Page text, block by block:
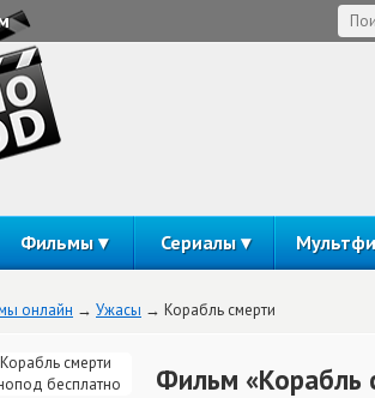
Фильмы Сериалы
онлайн Ужасы Корабль смерти
Фильм «Корабль